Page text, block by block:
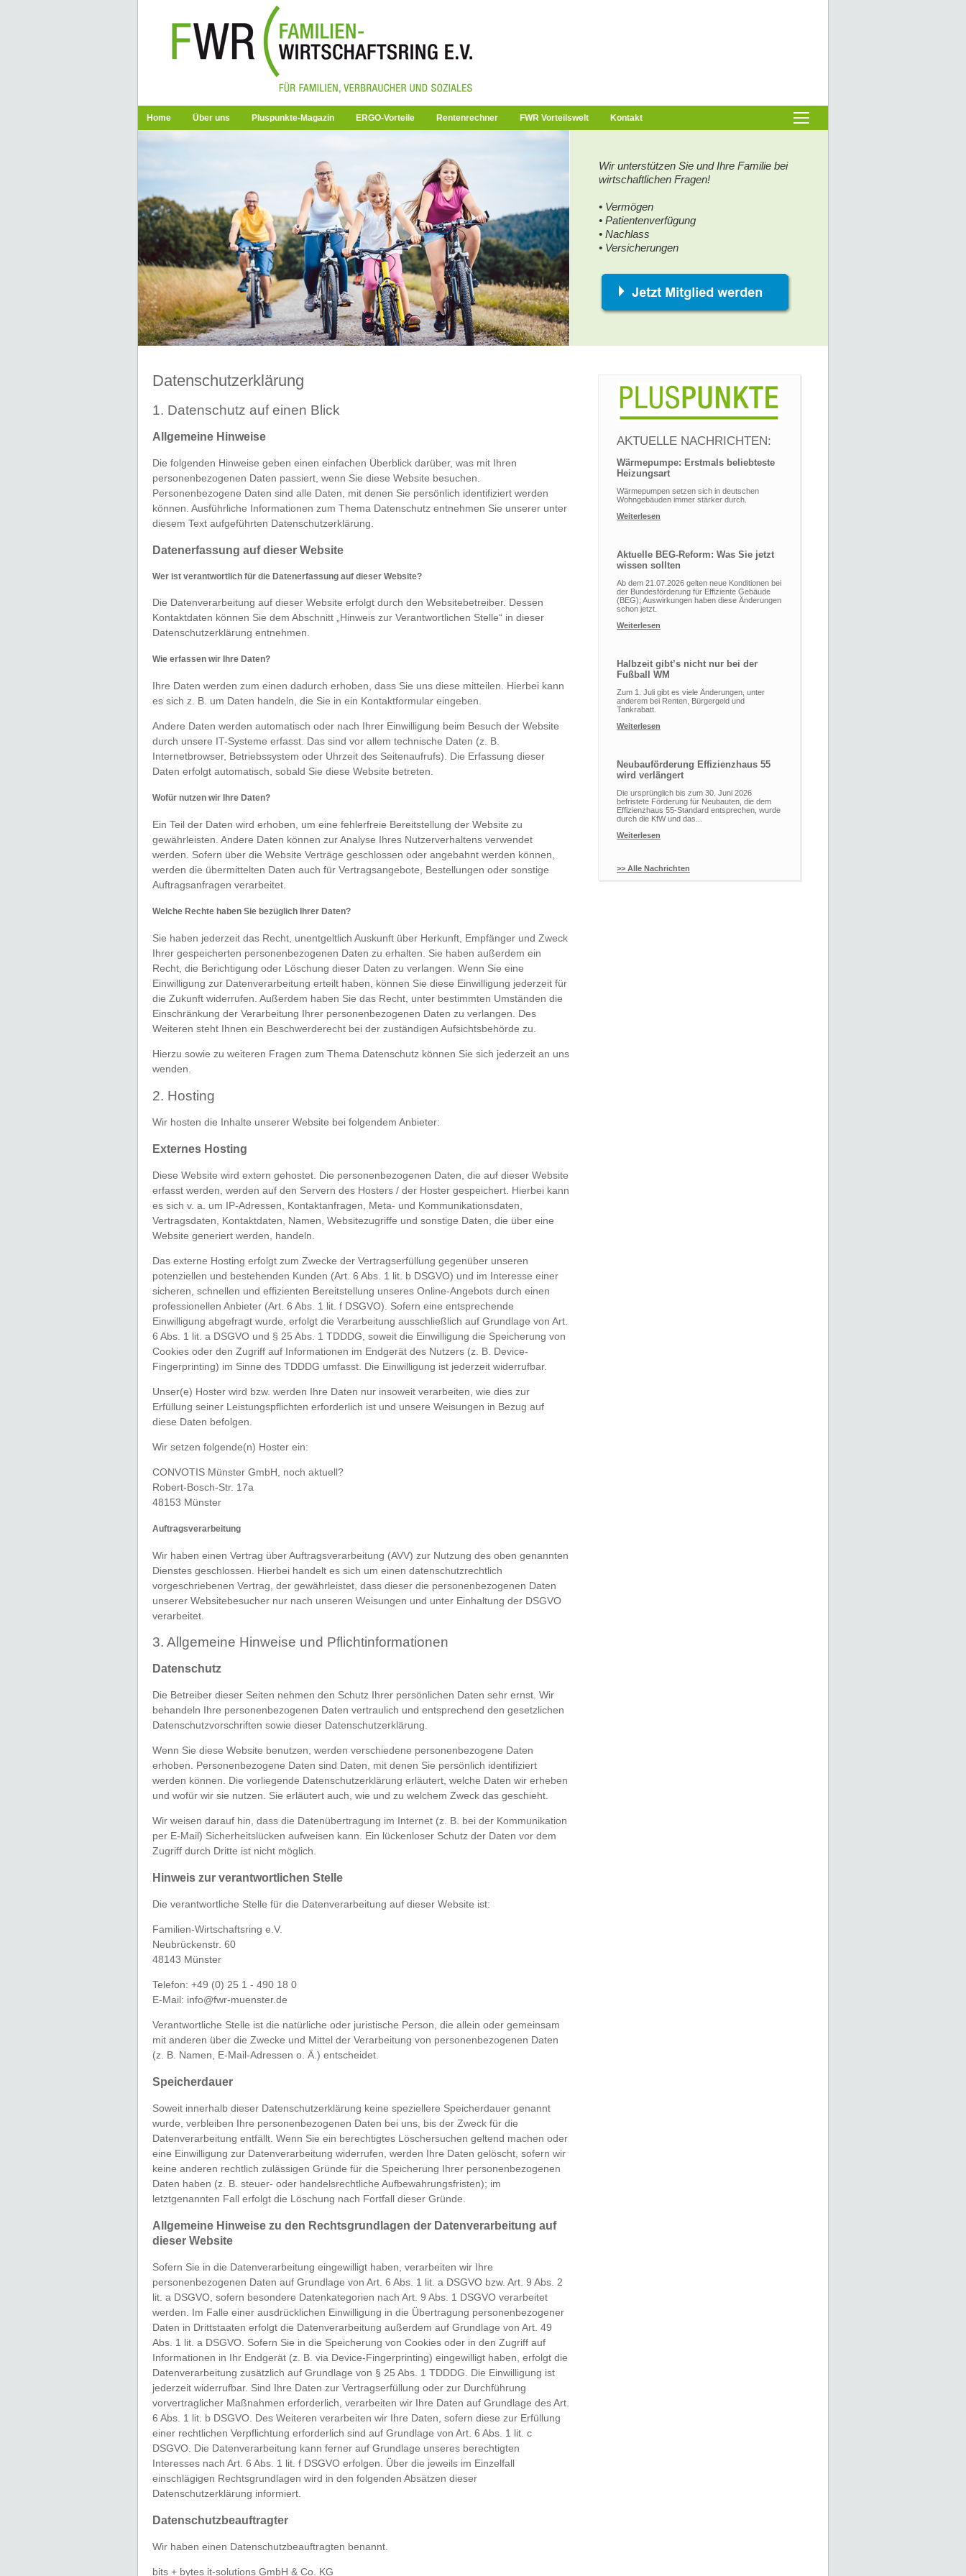
Home Über uns Pluspunkte-Magazin ERGO-Vorteile Rentenrechner FWR Vorteilswelt Kontakt
Wir unterstützen Sie und Ihre Familie bei
wirtschaftlichen Fragen!
• Vermögen
• Patientenverfügung
• Nachlass
• Versicherungen
Datenschutz­erklärung
1. Datenschutz auf einen Blick
Allgemeine Hinweise
Die folgenden Hinweise geben einen einfachen Überblick darüber, was mit Ihren
personenbezogenen Daten passiert, wenn Sie diese Website besuchen.
Personenbezogene Daten sind alle Daten, mit denen Sie persönlich identifiziert werden
können. Ausführliche Informationen zum Thema Datenschutz entnehmen Sie unserer unter
diesem Text aufgeführten Datenschutzerklärung.
Datenerfassung auf dieser Website
Wer ist verantwortlich für die Datenerfassung auf dieser Website?
Die Datenverarbeitung auf dieser Website erfolgt durch den Websitebetreiber. Dessen
Kontaktdaten können Sie dem Abschnitt „Hinweis zur Verantwortlichen Stelle“ in dieser
Datenschutzerklärung entnehmen.
Wie erfassen wir Ihre Daten?
Ihre Daten werden zum einen dadurch erhoben, dass Sie uns diese mitteilen. Hierbei kann
es sich z. B. um Daten handeln, die Sie in ein Kontaktformular eingeben.
Andere Daten werden automatisch oder nach Ihrer Einwilligung beim Besuch der Website
durch unsere IT-Systeme erfasst. Das sind vor allem technische Daten (z. B.
Internetbrowser, Betriebssystem oder Uhrzeit des Seitenaufrufs). Die Erfassung dieser
Daten erfolgt automatisch, sobald Sie diese Website betreten.
Wofür nutzen wir Ihre Daten?
Ein Teil der Daten wird erhoben, um eine fehlerfreie Bereitstellung der Website zu
gewährleisten. Andere Daten können zur Analyse Ihres Nutzerverhaltens verwendet
werden. Sofern über die Website Verträge geschlossen oder angebahnt werden können,
werden die übermittelten Daten auch für Vertragsangebote, Bestellungen oder sonstige
Auftragsanfragen verarbeitet.
Welche Rechte haben Sie bezüglich Ihrer Daten?
Sie haben jederzeit das Recht, unentgeltlich Auskunft über Herkunft, Empfänger und Zweck
Ihrer gespeicherten personenbezogenen Daten zu erhalten. Sie haben außerdem ein
Recht, die Berichtigung oder Löschung dieser Daten zu verlangen. Wenn Sie eine
Einwilligung zur Datenverarbeitung erteilt haben, können Sie diese Einwilligung jederzeit für
die Zukunft widerrufen. Außerdem haben Sie das Recht, unter bestimmten Umständen die
Einschränkung der Verarbeitung Ihrer personenbezogenen Daten zu verlangen. Des
Weiteren steht Ihnen ein Beschwerderecht bei der zuständigen Aufsichtsbehörde zu.
Hierzu sowie zu weiteren Fragen zum Thema Datenschutz können Sie sich jederzeit an uns
wenden.
2. Hosting
Wir hosten die Inhalte unserer Website bei folgendem Anbieter:
Externes Hosting
Diese Website wird extern gehostet. Die personenbezogenen Daten, die auf dieser Website
erfasst werden, werden auf den Servern des Hosters / der Hoster gespeichert. Hierbei kann
es sich v. a. um IP-Adressen, Kontaktanfragen, Meta- und Kommunikationsdaten,
Vertragsdaten, Kontaktdaten, Namen, Websitezugriffe und sonstige Daten, die über eine
Website generiert werden, handeln.
Das externe Hosting erfolgt zum Zwecke der Vertragserfüllung gegenüber unseren
potenziellen und bestehenden Kunden (Art. 6 Abs. 1 lit. b DSGVO) und im Interesse einer
sicheren, schnellen und effizienten Bereitstellung unseres Online-Angebots durch einen
professionellen Anbieter (Art. 6 Abs. 1 lit. f DSGVO). Sofern eine entsprechende
Einwilligung abgefragt wurde, erfolgt die Verarbeitung ausschließlich auf Grundlage von Art.
6 Abs. 1 lit. a DSGVO und § 25 Abs. 1 TDDDG, soweit die Einwilligung die Speicherung von
Cookies oder den Zugriff auf Informationen im Endgerät des Nutzers (z. B. Device-
Fingerprinting) im Sinne des TDDDG umfasst. Die Einwilligung ist jederzeit widerrufbar.
Unser(e) Hoster wird bzw. werden Ihre Daten nur insoweit verarbeiten, wie dies zur
Erfüllung seiner Leistungspflichten erforderlich ist und unsere Weisungen in Bezug auf
diese Daten befolgen.
Wir setzen folgende(n) Hoster ein:
CONVOTIS Münster GmbH, noch aktuell?
Robert-Bosch-Str. 17a
48153 Münster
Auftragsverarbeitung
Wir haben einen Vertrag über Auftragsverarbeitung (AVV) zur Nutzung des oben genannten
Dienstes geschlossen. Hierbei handelt es sich um einen datenschutzrechtlich
vorgeschriebenen Vertrag, der gewährleistet, dass dieser die personenbezogenen Daten
unserer Websitebesucher nur nach unseren Weisungen und unter Einhaltung der DSGVO
verarbeitet.
3. Allgemeine Hinweise und Pflicht­informationen
Datenschutz
Die Betreiber dieser Seiten nehmen den Schutz Ihrer persönlichen Daten sehr ernst. Wir
behandeln Ihre personenbezogenen Daten vertraulich und entsprechend den gesetzlichen
Datenschutzvorschriften sowie dieser Datenschutzerklärung.
Wenn Sie diese Website benutzen, werden verschiedene personenbezogene Daten
erhoben. Personenbezogene Daten sind Daten, mit denen Sie persönlich identifiziert
werden können. Die vorliegende Datenschutzerklärung erläutert, welche Daten wir erheben
und wofür wir sie nutzen. Sie erläutert auch, wie und zu welchem Zweck das geschieht.
Wir weisen darauf hin, dass die Datenübertragung im Internet (z. B. bei der Kommunikation
per E-Mail) Sicherheitslücken aufweisen kann. Ein lückenloser Schutz der Daten vor dem
Zugriff durch Dritte ist nicht möglich.
Hinweis zur verantwortlichen Stelle
Die verantwortliche Stelle für die Datenverarbeitung auf dieser Website ist:
Familien-Wirtschaftsring e.V.
Neubrückenstr. 60
48143 Münster
Telefon: +49 (0) 25 1 - 490 18 0
E-Mail: info@fwr-muenster.de
Verantwortliche Stelle ist die natürliche oder juristische Person, die allein oder gemeinsam
mit anderen über die Zwecke und Mittel der Verarbeitung von personenbezogenen Daten
(z. B. Namen, E-Mail-Adressen o. Ä.) entscheidet.
Speicherdauer
Soweit innerhalb dieser Datenschutzerklärung keine speziellere Speicherdauer genannt
wurde, verbleiben Ihre personenbezogenen Daten bei uns, bis der Zweck für die
Datenverarbeitung entfällt. Wenn Sie ein berechtigtes Löschersuchen geltend machen oder
eine Einwilligung zur Datenverarbeitung widerrufen, werden Ihre Daten gelöscht, sofern wir
keine anderen rechtlich zulässigen Gründe für die Speicherung Ihrer personenbezogenen
Daten haben (z. B. steuer- oder handelsrechtliche Aufbewahrungsfristen); im
letztgenannten Fall erfolgt die Löschung nach Fortfall dieser Gründe.
Allgemeine Hinweise zu den Rechtsgrundlagen der Datenverarbeitung auf
dieser Website
Sofern Sie in die Datenverarbeitung eingewilligt haben, verarbeiten wir Ihre
personenbezogenen Daten auf Grundlage von Art. 6 Abs. 1 lit. a DSGVO bzw. Art. 9 Abs. 2
lit. a DSGVO, sofern besondere Datenkategorien nach Art. 9 Abs. 1 DSGVO verarbeitet
werden. Im Falle einer ausdrücklichen Einwilligung in die Übertragung personenbezogener
Daten in Drittstaaten erfolgt die Datenverarbeitung außerdem auf Grundlage von Art. 49
Abs. 1 lit. a DSGVO. Sofern Sie in die Speicherung von Cookies oder in den Zugriff auf
Informationen in Ihr Endgerät (z. B. via Device-Fingerprinting) eingewilligt haben, erfolgt die
Datenverarbeitung zusätzlich auf Grundlage von § 25 Abs. 1 TDDDG. Die Einwilligung ist
jederzeit widerrufbar. Sind Ihre Daten zur Vertragserfüllung oder zur Durchführung
vorvertraglicher Maßnahmen erforderlich, verarbeiten wir Ihre Daten auf Grundlage des Art.
6 Abs. 1 lit. b DSGVO. Des Weiteren verarbeiten wir Ihre Daten, sofern diese zur Erfüllung
einer rechtlichen Verpflichtung erforderlich sind auf Grundlage von Art. 6 Abs. 1 lit. c
DSGVO. Die Datenverarbeitung kann ferner auf Grundlage unseres berechtigten
Interesses nach Art. 6 Abs. 1 lit. f DSGVO erfolgen. Über die jeweils im Einzelfall
einschlägigen Rechtsgrundlagen wird in den folgenden Absätzen dieser
Datenschutzerklärung informiert.
Datenschutz­beauftragter
Wir haben einen Datenschutzbeauftragten benannt.
bits + bytes it-solutions GmbH & Co. KG
AKTUELLE NACHRICHTEN:
Wärmepumpe: Erstmals beliebteste
Heizungsart
Wärmepumpen setzen sich in deutschen
Wohngebäuden immer stärker durch.
Weiterlesen
Aktuelle BEG-Reform: Was Sie jetzt
wissen sollten
Ab dem 21.07.2026 gelten neue Konditionen bei
der Bundesförderung für Effiziente Gebäude
(BEG); Auswirkungen haben diese Änderungen
schon jetzt.
Weiterlesen
Halbzeit gibt’s nicht nur bei der
Fußball WM
Zum 1. Juli gibt es viele Änderungen, unter
anderem bei Renten, Bürgergeld und
Tankrabatt.
Weiterlesen
Neubauförderung Effizienzhaus 55
wird verlängert
Die ursprünglich bis zum 30. Juni 2026
befristete Förderung für Neubauten, die dem
Effizienzhaus 55-Standard entsprechen, wurde
durch die KfW und das...
Weiterlesen
>> Alle Nachrichten